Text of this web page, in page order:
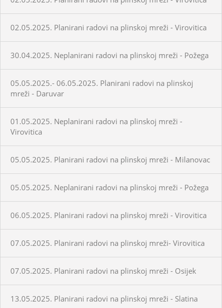
02.05.2025. Planirani radovi na plinskoj mreži - Virovitica
30.04.2025. Neplanirani radovi na plinskoj mreži - Požega
05.05.2025.- 06.05.2025. Planirani radovi na plinskoj
mreži - Daruvar
01.05.2025. Neplanirani radovi na plinskoj mreži -
Virovitica
05.05.2025. Planirani radovi na plinskoj mreži - Milanovac
05.05.2025. Neplanirani radovi na plinskoj mreži - Požega
06.05.2025. Planirani radovi na plinskoj mreži - Virovitica
07.05.2025. Planirani radovi na plinskoj mreži- Virovitica
07.05.2025. Planirani radovi na plinskoj mreži - Osijek
13.05.2025. Planirani radovi na plinskoj mreži - Slatina